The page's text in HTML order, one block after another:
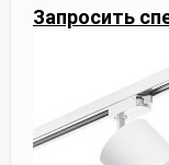
Запросить